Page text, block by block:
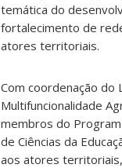
temática do
fortalecimento de
atores territoriais.
Com coordenação do
Multifuncionalidade
membros do
de Ciências da
aos atores